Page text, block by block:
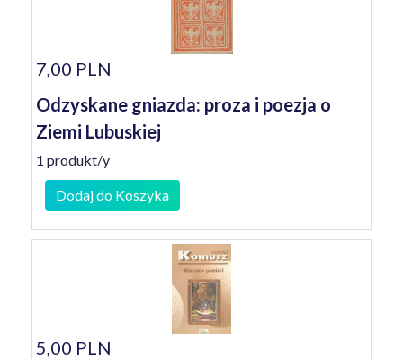
7,00 PLN
Odzyskane gniazda: proza i poezja o
Ziemi Lubuskiej
1 produkt/y
Dodaj do Koszyka
5,00 PLN